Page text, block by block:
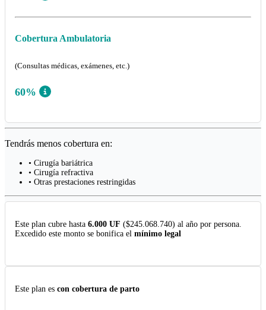
Cobertura Ambulatoria
(Consultas médicas, exámenes, etc.)
60%
Tendrás menos cobertura en:
• Cirugía bariátrica
• Cirugía refractiva
• Otras prestaciones restringidas
Este plan cubre hasta 6.000 UF ($245.068.740) al año por persona.
Excedido este monto se bonifica el mínimo legal
Este plan es con cobertura de parto